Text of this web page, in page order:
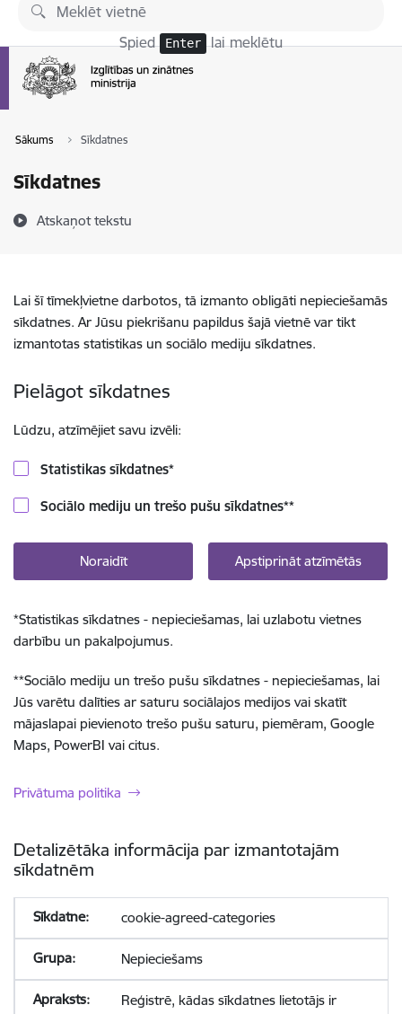
Pāriet uz lapas saturu
Spied Enter lai meklētu
Sākums Sīkdatnes
Sīkdatnes
Atskaņot tekstu
Lai šī tīmekļvietne darbotos, tā izmanto obligāti nepieciešamās
sīkdatnes. Ar Jūsu piekrišanu papildus šajā vietnē var tikt
izmantotas statistikas un sociālo mediju sīkdatnes.
Pielāgot sīkdatnes
Lūdzu, atzīmējiet savu izvēli:
Statistikas sīkdatnes*
Sociālo mediju un trešo pušu sīkdatnes**
Noraidīt Apstiprināt atzīmētās
*Statistikas sīkdatnes - nepieciešamas, lai uzlabotu vietnes
darbību un pakalpojumus.
**Sociālo mediju un trešo pušu sīkdatnes - nepieciešamas, lai
Jūs varētu dalīties ar saturu sociālajos medijos vai skatīt
mājaslapai pievienoto trešo pušu saturu, piemēram, Google
Maps, PowerBI vai citus.
Privātuma politika
Detalizētāka informācija par izmantotajām
sīkdatnēm
cookie-agreed-categories
Nepieciešams
Reģistrē, kādas sīkdatnes lietotājs ir